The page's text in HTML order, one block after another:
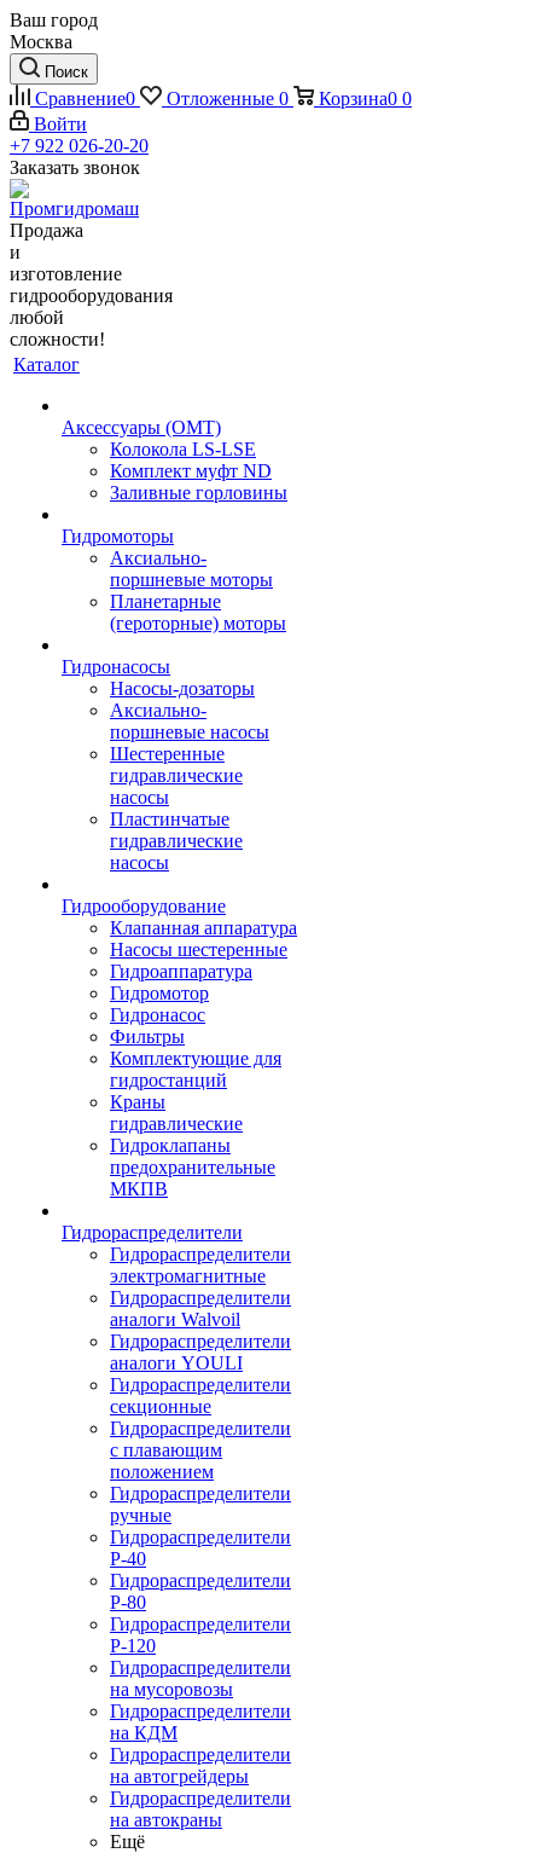
Ваш город
Москва
Поиск
Сравнение0 Отложенные 0 Корзина0 0
Войти
+7 922 026-20-20
Заказать звонок
Продажа
и
изготовление
гидрооборудования
любой
сложности!
Каталог
Аксессуары (OMT)
Колокола LS-LSE
Комплект муфт ND
Заливные горловины
Гидромоторы
Аксиально-
поршневые моторы
Планетарные
(героторные) моторы
Гидронасосы
Насосы-дозаторы
Аксиально-
поршневые насосы
Шестеренные
гидравлические
насосы
Пластинчатые
гидравлические
насосы
Гидрооборудование
Клапанная аппаратура
Насосы шестеренные
Гидроаппаратура
Гидромотор
Гидронасос
Фильтры
Комплектующие для
гидростанций
Краны
гидравлические
Гидроклапаны
предохранительные
МКПВ
Гидрораспределители
Гидрораспределители
электромагнитные
Гидрораспределители
аналоги Walvoil
Гидрораспределители
аналоги YOULI
Гидрораспределители
секционные
Гидрораспределители
с плавающим
положением
Гидрораспределители
ручные
Гидрораспределители
Р-40
Гидрораспределители
Р-80
Гидрораспределители
Р-120
Гидрораспределители
на мусоровозы
Гидрораспределители
на КДМ
Гидрораспределители
на автогрейдеры
Гидрораспределители
на автокраны
Ещё